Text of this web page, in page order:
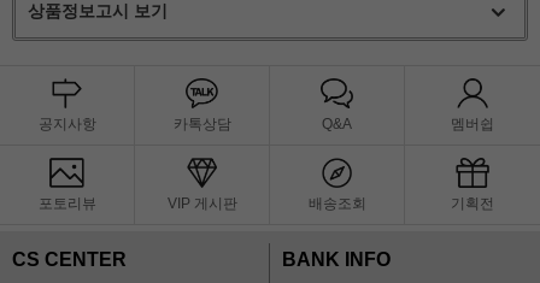
상품정보고시 보기
공지사항 카톡상담 Q&A 멤버쉽
포토리뷰 VIP 게시판 배송조회 기획전
CS CENTER BANK INFO